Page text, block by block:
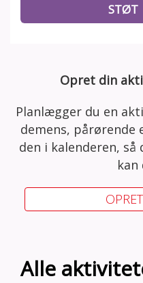
STØT
Opret din
Planlægger du en
demens, pårørende
den i kalenderen,
kan
Alle